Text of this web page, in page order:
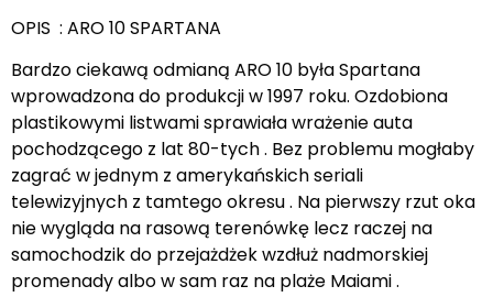
OPIS : ARO 10 SPARTANA
Bardzo ciekawą odmianą ARO 10 była Spartana
wprowadzona do produkcji w 1997 roku. Ozdobiona
plastikowymi listwami sprawiała wrażenie auta
pochodzącego z lat 80-tych . Bez problemu mogłaby
zagrać w jednym z amerykańskich seriali
telewizyjnych z tamtego okresu . Na pierwszy rzut oka
nie wygląda na rasową terenówkę lecz raczej na
samochodzik do przejażdżek wzdłuż nadmorskiej
promenady albo w sam raz na plaże Maiami .